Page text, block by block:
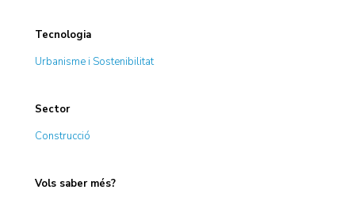
Tecnologia
Urbanisme i Sostenibilitat
Sector
Construcció
Vols saber més?